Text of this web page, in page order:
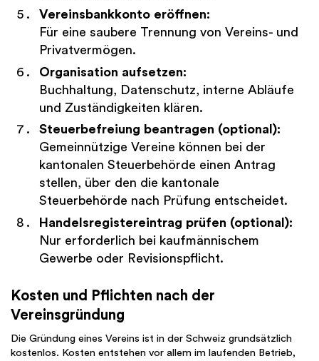
Vereinsbankkonto eröffnen:
Für eine saubere Trennung von Vereins- und
Privatvermögen.
Organisation aufsetzen:
Buchhaltung, Datenschutz, interne Abläufe
und Zuständigkeiten klären.
Steuerbefreiung beantragen (optional):
Gemeinnützige Vereine können bei der
kantonalen Steuerbehörde einen Antrag
stellen, über den die kantonale
Steuerbehörde nach Prüfung entscheidet.
Handelsregistereintrag prüfen (optional):
Nur erforderlich bei kaufmännischem
Gewerbe oder Revisionspflicht.
Kosten und Pflichten nach der
Vereinsgründung
Die Gründung eines Vereins ist in der Schweiz grundsätzlich
kostenlos. Kosten entstehen vor allem im laufenden Betrieb,